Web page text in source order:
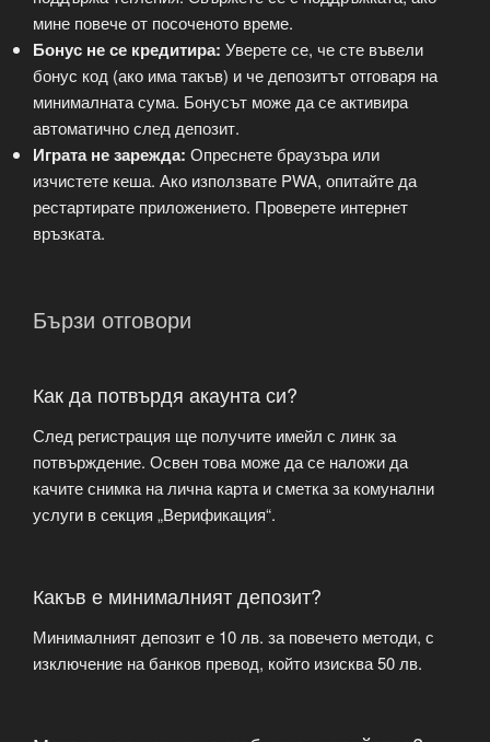
мине повече от посоченото време.
Бонус не се кредитира: Уверете се, че сте въвели
бонус код (ако има такъв) и че депозитът отговаря на
минималната сума. Бонусът може да се активира
автоматично след депозит.
Играта не зарежда: Опреснете браузъра или
изчистете кеша. Ако използвате PWA, опитайте да
рестартирате приложението. Проверете интернет
връзката.
Бързи отговори
Как да потвърдя акаунта си?
След регистрация ще получите имейл с линк за
потвърждение. Освен това може да се наложи да
качите снимка на лична карта и сметка за комунални
услуги в секция „Верификация“.
Какъв е минималният депозит?
Минималният депозит е 10 лв. за повечето методи, с
изключение на банков превод, който изисква 50 лв.